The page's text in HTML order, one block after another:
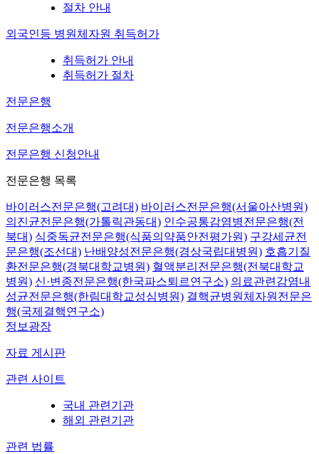
절차 안내
외국인등 병원체자원 취득허가
취득허가 안내
취득허가 절차
전문은행
전문은행소개
전문은행 신청안내
전문은행 목록
바이러스전문은행(고려대) 바이러스전문은행(서울아산병원)
의진균전문은행(가톨릭관동대) 인수공통감염병전문은행(전
북대) 식중독균전문은행(식품의약품안전평가원) 구강세균전
문은행(조선대) 난배양성전문은행(경상국립대병원) 호흡기질
환전문은행(경북대학교병원) 혈액분리전문은행(전북대학교
병원) 신·변종전문은행(한국파스퇴르연구소) 의료관련감염내
성균전문은행(한림대학교성심병원) 결핵균병원체자원전문은
행(국제결핵연구소)
정보광장
자료 게시판
관련 사이트
국내 관련기관
해외 관련기관
관련 법률